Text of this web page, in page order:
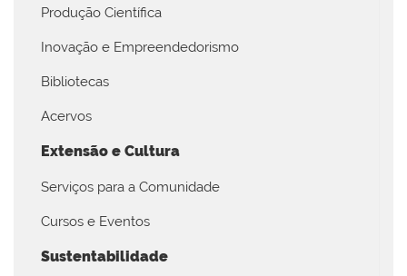
Produção Científica
Inovação e Empreendedorismo
Bibliotecas
Acervos
Extensão e Cultura
Serviços para a Comunidade
Cursos e Eventos
Sustentabilidade